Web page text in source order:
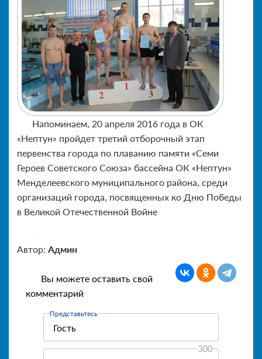
Напоминаем, 20 апреля 2016 года в ОК
«Нептун» пройдет третий отборочный этап
первенства города по плаванию памяти «Семи
Героев Советского Союза» бассейна ОК «Нептун»
Менделеевского муниципального района, среди
организаций города, посвященных ко Дню Победы
в Великой Отечественной Войне
Автор: Админ
Вы можете оставить свой
комментарий
Представьтесь
300